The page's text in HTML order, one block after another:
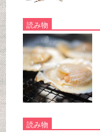
読み物
読み物